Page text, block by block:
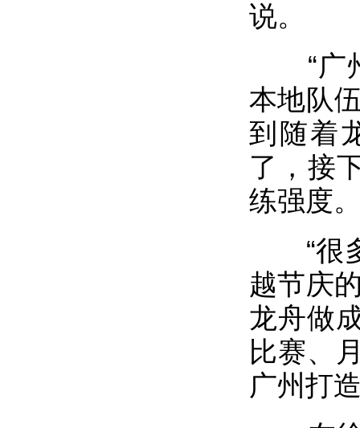
说。
“广州
本地队
到随着
了，接
练强度
“很多
越节庆
龙舟做
比赛、
广州打